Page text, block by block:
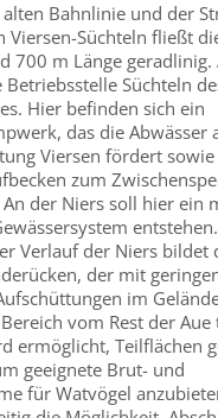
Bahnlinie und der
Viersen-Süchteln fließt
700 m Länge geradlinig.
Betriebsstelle Süchteln
Hier befinden sich ein
das die Abwässer
Viersen fördert sowie
zum
der Niers soll hier ein
Verlauf der Niers bildet
der mit
im
vom Rest der Aue
ermöglicht, Teilflächen
geeignete Brut- und
für Watvögel